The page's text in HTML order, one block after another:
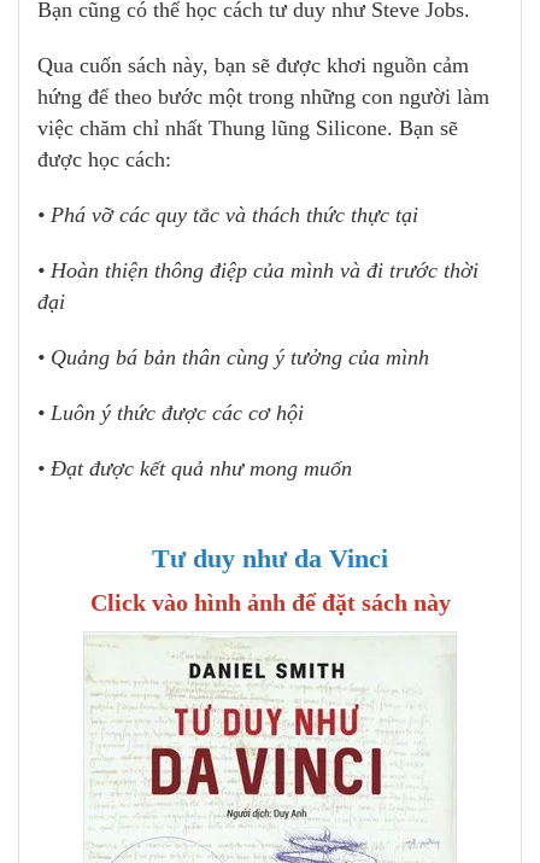
Bạn cũng có thể học cách tư duy như Steve Jobs.
Qua cuốn sách này, bạn sẽ được khơi nguồn cảm
hứng để theo bước một trong những con người làm
việc chăm chỉ nhất Thung lũng Silicone. Bạn sẽ
được học cách:
• Phá vỡ các quy tắc và thách thức thực tại
• Hoàn thiện thông điệp của mình và đi trước thời
đại
• Quảng bá bản thân cùng ý tưởng của mình
• Luôn ý thức được các cơ hội
• Đạt được kết quả như mong muốn
Tư duy như da Vinci
Click vào hình ảnh để đặt sách này